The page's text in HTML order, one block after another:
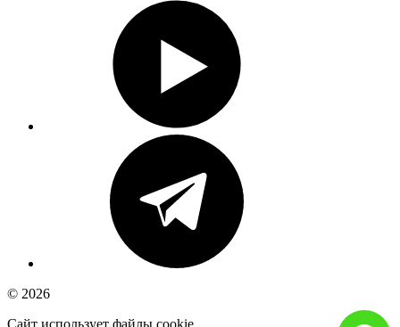
© 2026
Сайт использует файлы cookie.